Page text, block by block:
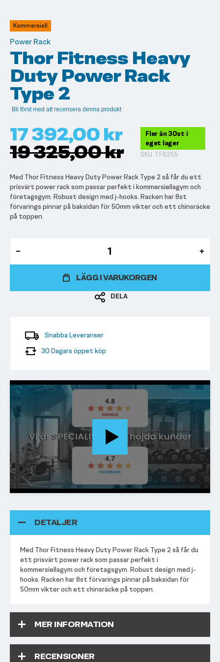
av
bildgalleriet
Kommersiell
Power Rack
Thor Fitness Heavy
Duty Power Rack
Type 2
Bli först med att recensera denna produkt
17 392,00 kr
19 325,00 kr
Fler än 30st i
eget lager
SKU TF6255
Med Thor Fitness Heavy Duty Power Rack Type 2 så får du ett
prisvärt power rack som passar perfekt i kommersiellagym och
företagsgym. Robust design med j-hooks. Racken har 8st
förvarings pinnar på baksidan för 50mm vikter och ett chinsräcke
på toppen.
LÄGG I VARUKORGEN
DELA
Snabba Leveranser
30 Dagars öppet köp
DETALJER
Med Thor Fitness Heavy Duty Power Rack Type 2 så får du
ett prisvärt power rack som passar perfekt i
kommersiellagym och företagsgym. Robust design med j-
hooks. Racken har 8st förvarings pinnar på baksidan för
50mm vikter och ett chinsräcke på toppen.
MER INFORMATION
RECENSIONER